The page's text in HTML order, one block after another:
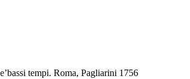
tempi. Roma, Pagliarini 1756